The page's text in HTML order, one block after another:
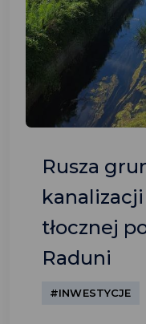
Rusza
tłocznej
Raduni
#INWESTYCJE